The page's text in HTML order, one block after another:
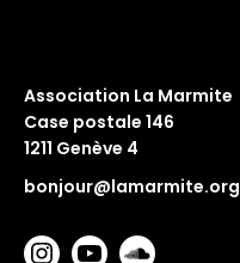
Association La Marmite
Case postale 146
1211 Genève 4
bonjour@lamarmite.org